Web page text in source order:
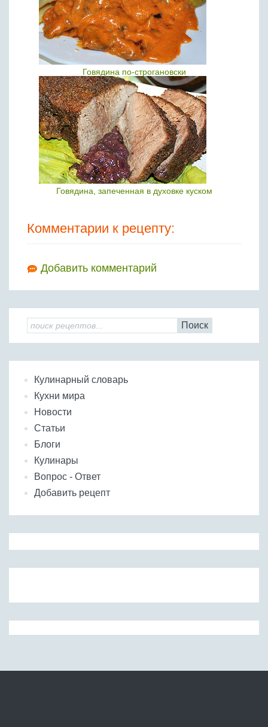
Говядина по-строгановски
Говядина, запеченная в духовке куском
Комментарии к рецепту:
Добавить комментарий
Поиск
Кулинарный словарь
Кухни мира
Новости
Статьи
Блоги
Кулинары
Вопрос - Ответ
Добавить рецепт